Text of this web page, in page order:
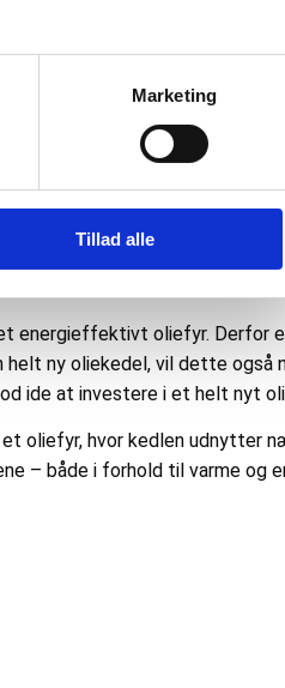
Marketing
Tillad alle
også risikoen for sod-
fyrs tilstand. På den måde
er i olien, hvilket i sidste ende
dette vil sikre en langt højere
energieffektivt oliefyr. Derfor
ny oliekedel, vil dette også
ide at investere i et helt nyt
oliefyr, hvor kedlen udnytter
– både i forhold til varme og